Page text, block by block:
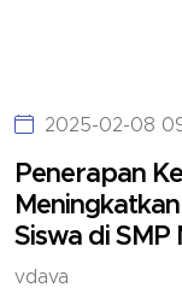
2025-02-08
Penerapan
Siswa di
vdava